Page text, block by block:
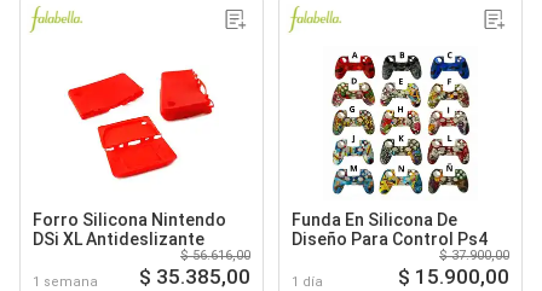
Forro Silicona Nintendo
DSi XL Antideslizante
1 semana
$ 56.616,00
$ 35.385,00
Funda En Silicona De
Diseño Para Control Ps4
1 día
$ 37.900,00
$ 15.900,00